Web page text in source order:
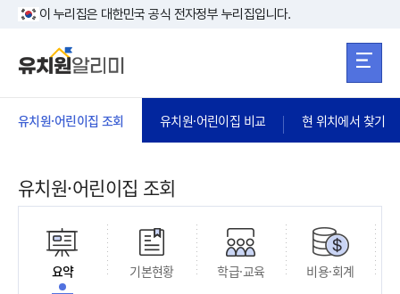
본문 바로가기
이 누리집은 대한민국 공식 전자정부 누리집입니다.
유치원·어린이집 조회 유치원·어린이집 비교 현 위치에서 찾기
유치원·어린이집 조회
요약 기본현황 학급·교육 비용·회계